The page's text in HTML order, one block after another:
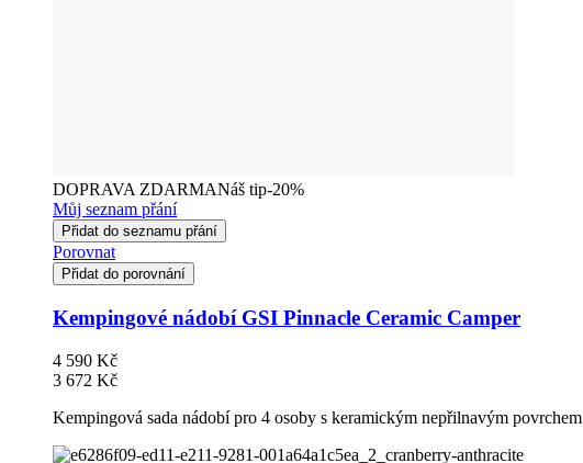
DOPRAVA ZDARMANáš tip-20%
Můj seznam přání
Přidat do seznamu přání
Porovnat
Přidat do porovnání
Kempingové nádobí GSI Pinnacle Ceramic Camper
4 590 Kč
3 672 Kč
Kempingová sada nádobí pro 4 osoby s keramickým nepřilnavým povrchem